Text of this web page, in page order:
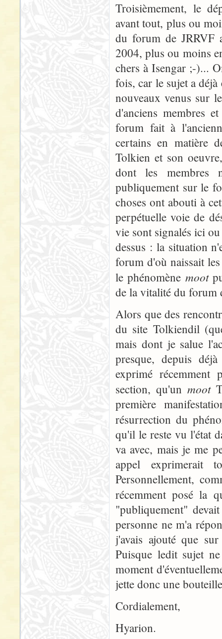
Troisièmement, le
avant tout, plus ou
du forum de JRRVF
2004, plus ou moins
chers à Isengar ;-)...
fois, car le sujet a
nouveaux venus sur
d'anciens membres
forum fait à
certains en matière
Tolkien et son
dont les membres
publiquement sur le
choses ont abouti à
perpétuelle voie de
vie sont signalés ici
dessus : la situation
forum d'où naissait
le phénomène moot
de la vitalité du forum
Alors que des
du site Tolkiendil
mais dont je salue
presque, depuis
exprimé
section, qu'un moot
première
résurrection du
qu'il le reste vu l'état
va avec, mais je me
appel exprimerait
Personnellement,
récemment posé la
"publiquement"
personne ne m'a
j'avais ajouté que
Puisque ledit sujet
moment
jette donc une
Cordialement,
Hyarion.